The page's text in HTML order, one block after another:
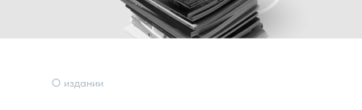
О издании